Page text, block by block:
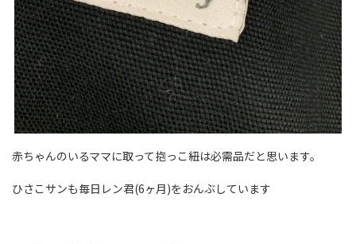
赤ちゃんのいるママに取って抱っこ紐は必需品だと思います。
ひさこサンも毎日レン君(6ヶ月)をおんぶしています